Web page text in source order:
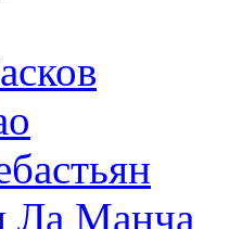
Ла Манча